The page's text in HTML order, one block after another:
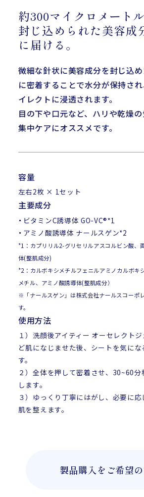
約300マイクロメート
封じ込められた美容成
に届ける。
微細な針状に美容成分を封じ込
に密着することで水分が保持さ
イレクトに浸透されます。
目の下や口元など、ハリや乾燥
集中ケアにオススメです。
容量
左右2枚 × 1セット
主要成分
ビタミンC誘導体 GO-VC®*1
アミノ酸誘導体 ナールスゲン*2
*1 ：カプリリル2-グリセリルアスコルビン酸、
体(整肌成分)
*2 ：カルボキシメチルフェニルアミノカルボキ
メチル、アミノ酸誘導体(整肌成分）
※「ナールスゲン」は株式会社ナールスコーポ
す。
使用方法
１）洗顔後アイティー オーセレクト
ど肌になじませた後、シートを気に
す。
２）全体を押して密着させ、30~60
します。
３）ゆっくり丁寧にはがし、必要に
肌を整えます。
製品購入をご希望